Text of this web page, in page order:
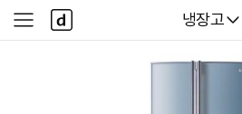
다나와
냉장고
사
이
다
나
와